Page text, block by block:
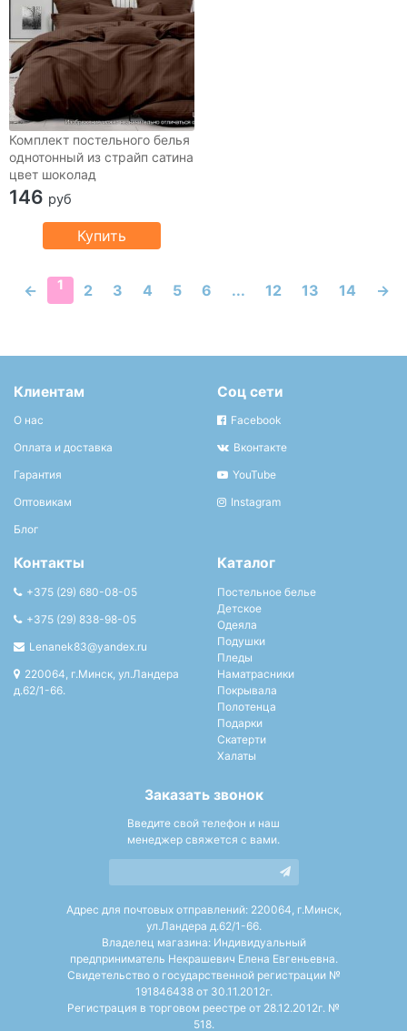
Комплект постельного белья
однотонный из страйп сатина
цвет шоколад
146 руб
Купить
← 1 2 3 4 5 6 ... 12 13 14 →
Клиентам
О нас
Оплата и доставка
Гарантия
Оптовикам
Блог
Соц сети
Facebook
Вконтакте
YouTube
Instagram
Контакты
+375 (29) 680-08-05
+375 (29) 838-98-05
Lenanek83@yandex.ru
220064, г.Минск, ул.Ландера
д.62/1-66.
Каталог
Постельное белье
Детское
Одеяла
Подушки
Пледы
Наматрасники
Покрывала
Полотенца
Подарки
Скатерти
Халаты
Заказать звонок
Введите свой телефон и наш
менеджер свяжется с вами.
Адрес для почтовых отправлений: 220064, г.Минск,
ул.Ландера д.62/1-66.
Владелец магазина: Индивидуальный
предприниматель Некрашевич Елена Евгеньевна.
Свидетельство о государственной регистрации №
191846438 от 30.11.2012г.
Регистрация в торговом реестре от 28.12.2012г. №
518.